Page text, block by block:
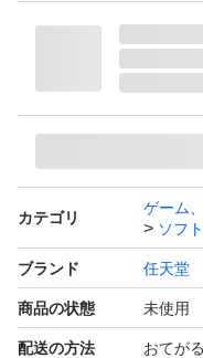
カテゴリ
ゲーム
ソフ
ブランド 任天堂
商品の状態 未使用
配送の方法 おてが